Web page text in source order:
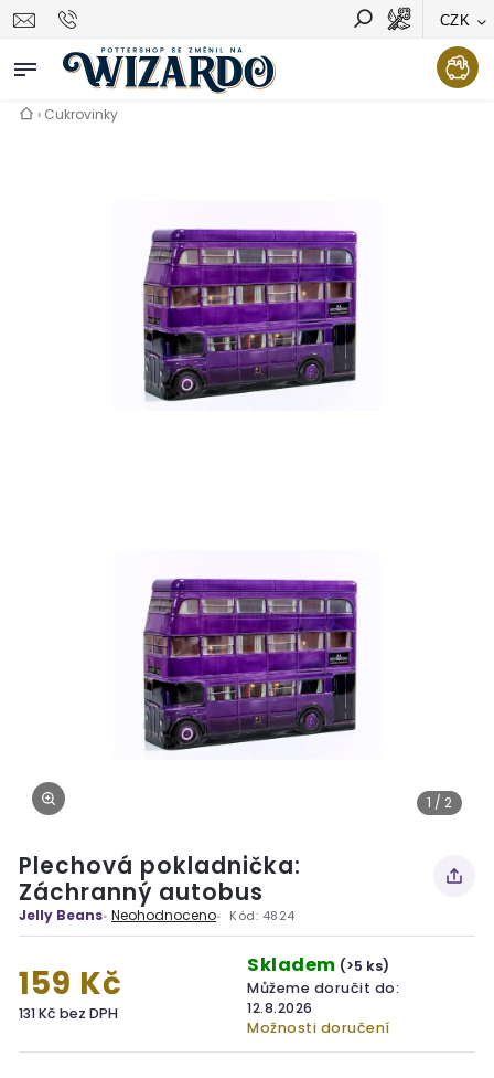
CZK
Vyhledávání Hledat
› Cukrovinky
1 / 2
Plechová pokladnička:
Záchranný autobus
Jelly Beans Neohodnoceno Kód: 4824
159 Kč
131 Kč bez DPH
Skladem (>5 ks)
Můžeme doručit do:
12.8.2026
Možnosti doručení